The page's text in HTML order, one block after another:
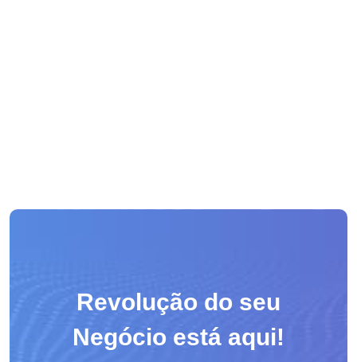
Revolução do seu
Negócio está aqui!